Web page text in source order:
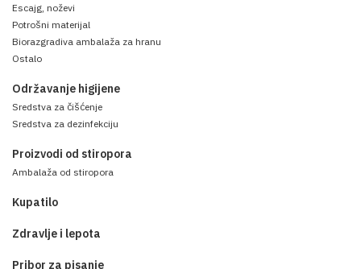
Escajg, noževi
Potrošni materijal
Biorazgradiva ambalaža za hranu
Ostalo
Održavanje higijene
Sredstva za čišćenje
Sredstva za dezinfekciju
Proizvodi od stiropora
Ambalaža od stiropora
Kupatilo
Zdravlje i lepota
Pribor za pisanje